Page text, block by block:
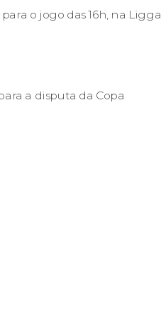
o jogo das 16h, na Ligga
a disputa da Copa